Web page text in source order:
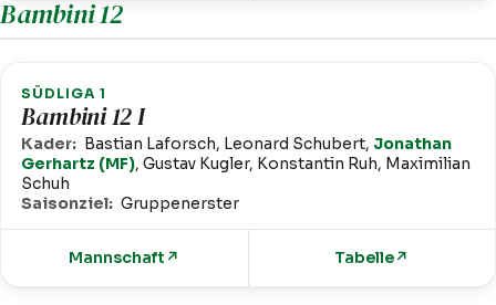
Bambini 12
SÜDLIGA 1
Bambini 12 I
Kader: Bastian Laforsch, Leonard Schubert, Jonathan
Gerhartz (MF), Gustav Kugler, Konstantin Ruh, Maximilian
Schuh
Saisonziel: Gruppenerster
Mannschaft ↗ Tabelle↗